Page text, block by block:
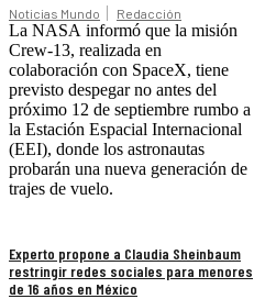
Noticias Mundo Redacción
La NASA informó que la misión
Crew-13, realizada en
colaboración con SpaceX, tiene
previsto despegar no antes del
próximo 12 de septiembre rumbo a
la Estación Espacial Internacional
(EEI), donde los astronautas
probarán una nueva generación de
trajes de vuelo.
Experto propone a Claudia Sheinbaum
restringir redes sociales para menores
de 16 años en México